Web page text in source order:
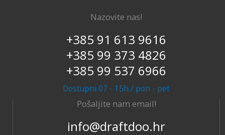
Nazovite nas!
+385 91 613 9616
+385 99 373 4826
+385 99 537 6966
Dostupni 07 - 15h / pon - pet
Pošaljite nam email!
info@draftdoo.hr